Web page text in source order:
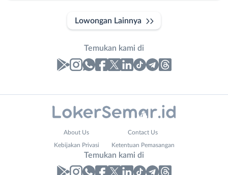
Lowongan Lainnya
Temukan kami di
About Us Contact Us
Kebijakan Privasi Ketentuan Pemasangan
Temukan kami di